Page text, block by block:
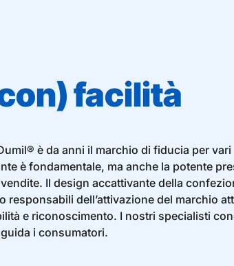
facilità
è da anni il marchio di fiducia per
è fondamentale, ma anche la potente
Il design accattivante della
responsabili dell’attivazione del marchio
e riconoscimento. I nostri specialisti
i consumatori.